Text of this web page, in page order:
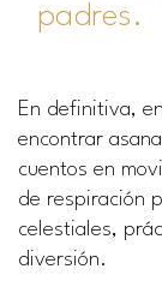
padres.
En definitiva,
encontrar
cuentos en
de respiración
celestiales,
diversión.